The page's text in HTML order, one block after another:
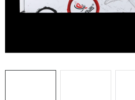
SALSY, DIPY, KOŘENÍ